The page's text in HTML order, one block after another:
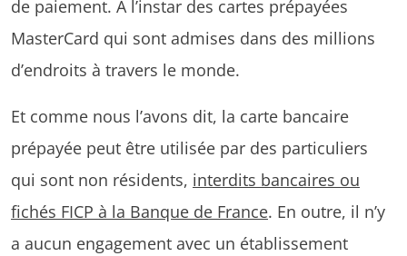
de paiement. À l’instar des cartes prépayées
MasterCard qui sont admises dans des millions
d’endroits à travers le monde.
Et comme nous l’avons dit, la carte bancaire
prépayée peut être utilisée par des particuliers
qui sont non résidents, interdits bancaires ou
fichés FICP à la Banque de France. En outre, il n’y
a aucun engagement avec un établissement